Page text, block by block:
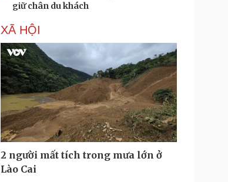
giữ chân du khách
XÃ HỘI
2 người mất tích trong mưa lớn ở
Lào Cai